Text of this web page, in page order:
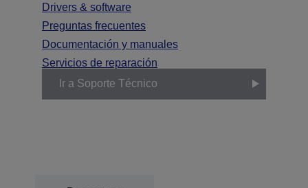
Drivers & software
Preguntas frecuentes
Documentación y manuales
Servicios de reparación
Ir a Soporte Técnico